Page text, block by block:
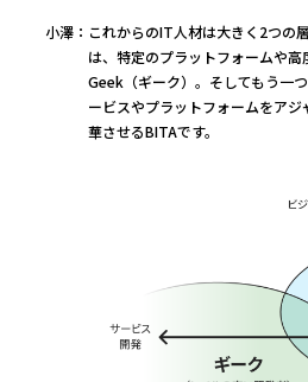
小澤： これからのIT人材は大きく2つの
は、特定のプラットフォームや
Geek（ギーク）。そしてもう一
ービスやプラットフォームをア
華させるBITAです。